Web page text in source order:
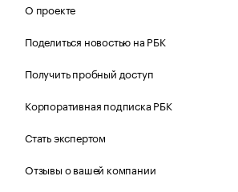
О проекте
Поделиться новостью на РБК
Получить пробный доступ
Корпоративная подписка РБК
Стать экспертом
Отзывы о вашей компании